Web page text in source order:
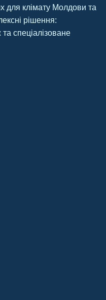
для клімату Молдови та
рішення:
спеціалізоване